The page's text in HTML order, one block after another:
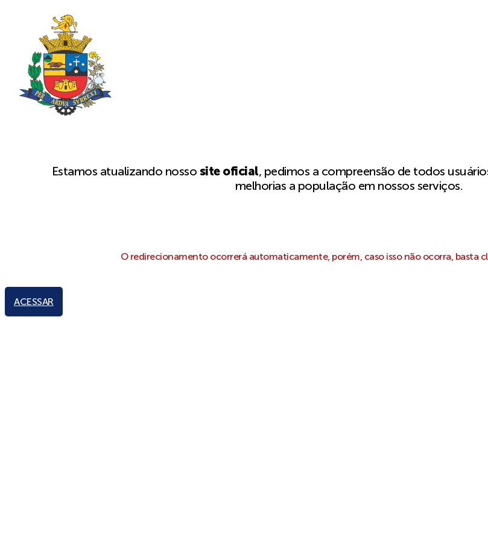
Estamos atualizando nosso site oficial, pedimos a compreensão de todos
melhorias a população em nossos serviços.
O redirecionamento ocorrerá automaticamente, porém, caso isso não ocorra, basta
ACESSAR